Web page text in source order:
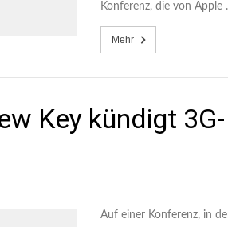
Konferenz, die von Apple
Mehr
Key kündigt
Auf einer Konferenz, in